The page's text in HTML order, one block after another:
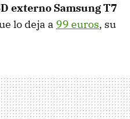
externo Samsung T7
lo deja a 99 euros, su